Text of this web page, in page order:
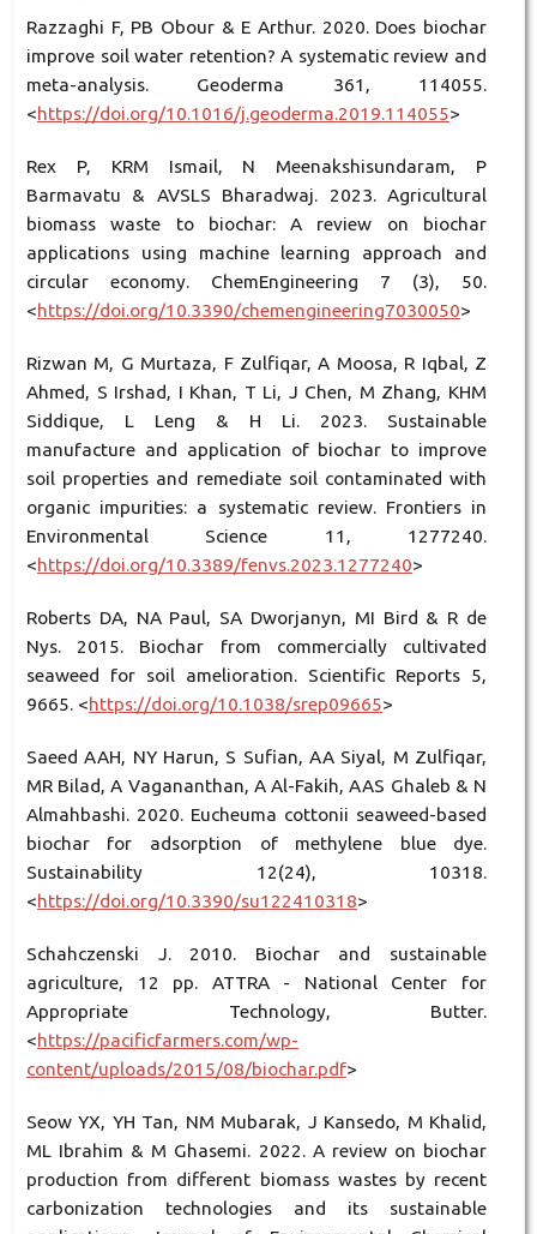
Razzaghi F, PB Obour & E Arthur. 2020. Does biochar
improve soil water retention? A systematic review and
meta-analysis. Geoderma 361, 114055.
<https://doi.org/10.1016/j.geoderma.2019.114055>
Rex P, KRM Ismail, N Meenakshisundaram, P
Barmavatu & AVSLS Bharadwaj. 2023. Agricultural
biomass waste to biochar: A review on biochar
applications using machine learning approach and
circular economy. ChemEngineering 7 (3), 50.
<https://doi.org/10.3390/chemengineering7030050>
Rizwan M, G Murtaza, F Zulfiqar, A Moosa, R Iqbal, Z
Ahmed, S Irshad, I Khan, T Li, J Chen, M Zhang, KHM
Siddique, L Leng & H Li. 2023. Sustainable
manufacture and application of biochar to improve
soil properties and remediate soil contaminated with
organic impurities: a systematic review. Frontiers in
Environmental Science 11, 1277240.
<https://doi.org/10.3389/fenvs.2023.1277240>
Roberts DA, NA Paul, SA Dworjanyn, MI Bird & R de
Nys. 2015. Biochar from commercially cultivated
seaweed for soil amelioration. Scientific Reports 5,
9665. <https://doi.org/10.1038/srep09665>
Saeed AAH, NY Harun, S Sufian, AA Siyal, M Zulfiqar,
MR Bilad, A Vagananthan, A Al-Fakih, AAS Ghaleb & N
Almahbashi. 2020. Eucheuma cottonii seaweed-based
biochar for adsorption of methylene blue dye.
Sustainability 12(24), 10318.
<https://doi.org/10.3390/su122410318>
Schahczenski J. 2010. Biochar and sustainable
agriculture, 12 pp. ATTRA - National Center for
Appropriate Technology, Butter.
<https://pacificfarmers.com/wp-
content/uploads/2015/08/biochar.pdf>
Seow YX, YH Tan, NM Mubarak, J Kansedo, M Khalid,
ML Ibrahim & M Ghasemi. 2022. A review on biochar
production from different biomass wastes by recent
carbonization technologies and its sustainable